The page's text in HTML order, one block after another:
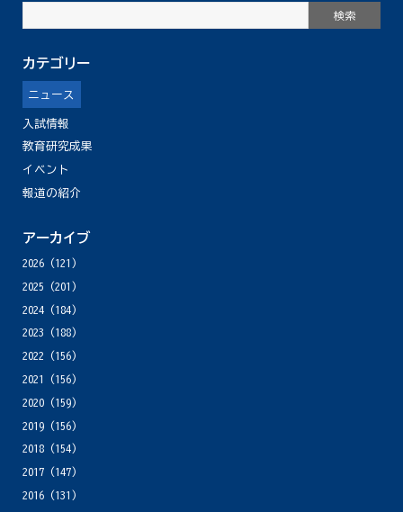
カテゴリー
ニュース
入試情報
教育研究成果
イベント
報道の紹介
アーカイブ
2026(121)
2025 (201)
2024(184)
2023 (188)
2022 (156)
2021
(156)
2020(159)
2019(156)
2018(154)
2017(147)
2016(131)